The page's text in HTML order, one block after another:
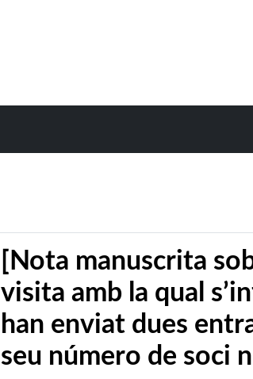
[Nota manuscrita
visita amb la qual
han enviat dues
seu número de soci